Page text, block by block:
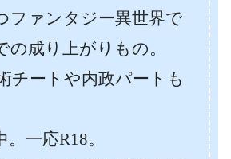
ファンタジー異世界で
の成り上がりもの。
チートや内政パートも
一応R18。